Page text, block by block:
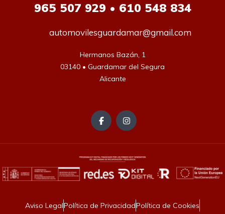
965 507 929 • 610 548 834
automovilesguardamar@gmail.com
Hermanos Bazán, 1
03140 • Guardamar del Segura
Alicante
Aviso LegalPolítica de PrivacidadPolítica de Cookies